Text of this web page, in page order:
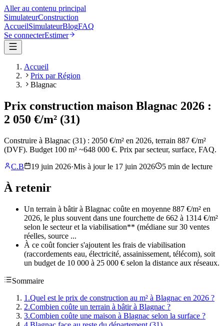
Aller au contenu principal
SimulateurConstruction
AccueilSimulateurBlogFAQ
Se connecterEstimer
Accueil
Prix par Région
Blagnac
Prix construction maison Blagnac 2026 :
2 050 €/m² (31)
Construire à Blagnac (31) : 2050 €/m² en 2026, terrain 887 €/m²
(DVF). Budget 100 m² ~648 000 €. Prix par secteur, surface, FAQ.
C.B
19 juin 2026·Mis à jour le 17 juin 2026 5 min de lecture
À retenir
Un terrain à bâtir à Blagnac coûte en moyenne 887 €/m² en
2026, le plus souvent dans une fourchette de 662 à 1314 €/m²
selon le secteur et la viabilisation** (médiane sur 30 ventes
réelles, source ...
À ce coût foncier s'ajoutent les frais de viabilisation
(raccordements eau, électricité, assainissement, télécom), soit
un budget de 10 000 à 25 000 € selon la distance aux réseaux.
Sommaire
1 .Quel est le prix de construction au m² à Blagnac en 2026 ?
2.Combien coûte un terrain à bâtir à Blagnac ?
3.Combien coûte une maison à Blagnac selon la surface ?